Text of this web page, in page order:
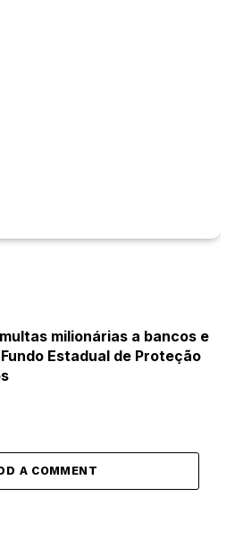
milionárias a bancos e
Estadual de Proteção
A COMMENT